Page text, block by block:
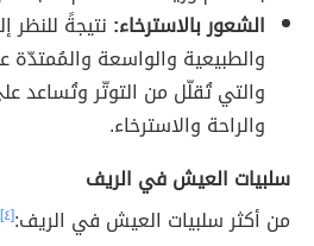
الشعور بالاسترخاء: نتيجةً للنظر
والطبيعية والواسعة
والتي تُقلّل من التوتّر وتُساعد
والراحة والاسترخاء.
سلبيات العيش في الريف
من أكثر سلبيات العيش في الريف:[٤]